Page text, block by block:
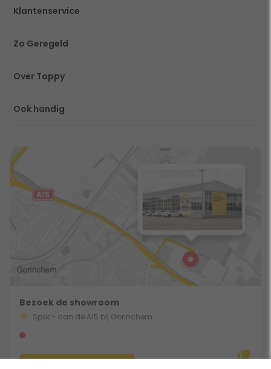
Klantenservice
Zo Geregeld
Over Toppy
Ook handig
Bezoek de showroom
Spijk - aan de A15 bij Gorinchem